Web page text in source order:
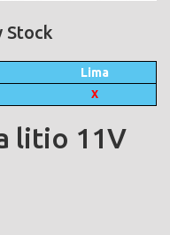
Stock
Lima
X
litio 11V